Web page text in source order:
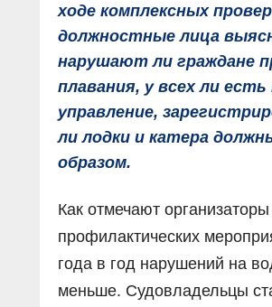
ходе комплексных
должностные лица
нарушают ли граждане
плавания, у всех ли есть
управление,
ли лодки и катера
образом.
Как отмечают организаторы
профилактических
года в год нарушений на
меньше. Судовладельцы